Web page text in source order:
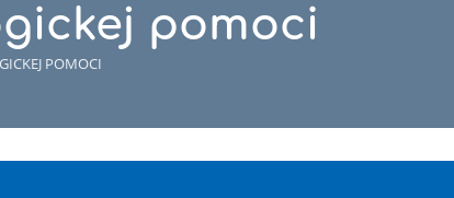
pomoci
POMOCI